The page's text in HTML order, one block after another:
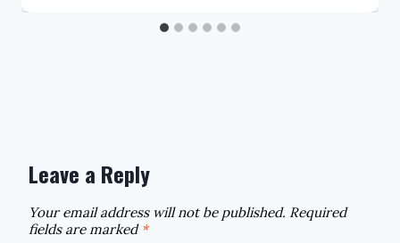
Leave a Reply
Your email address will not be published. Required
fields are marked *